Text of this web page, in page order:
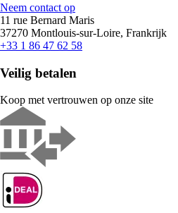
Neem contact op
11 rue Bernard Maris
37270 Montlouis-sur-Loire, Frankrijk
+33 1 86 47 62 58
Veilig betalen
Koop met vertrouwen op onze site